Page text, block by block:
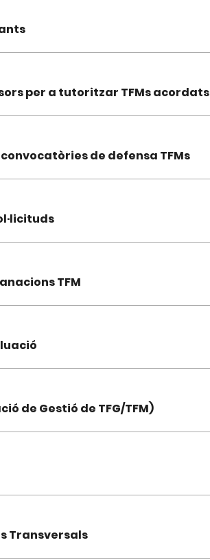
per a tutoritzar TFMs acordats
de defensa TFMs
TFM
de Gestió de TFG/TFM)
Transversals